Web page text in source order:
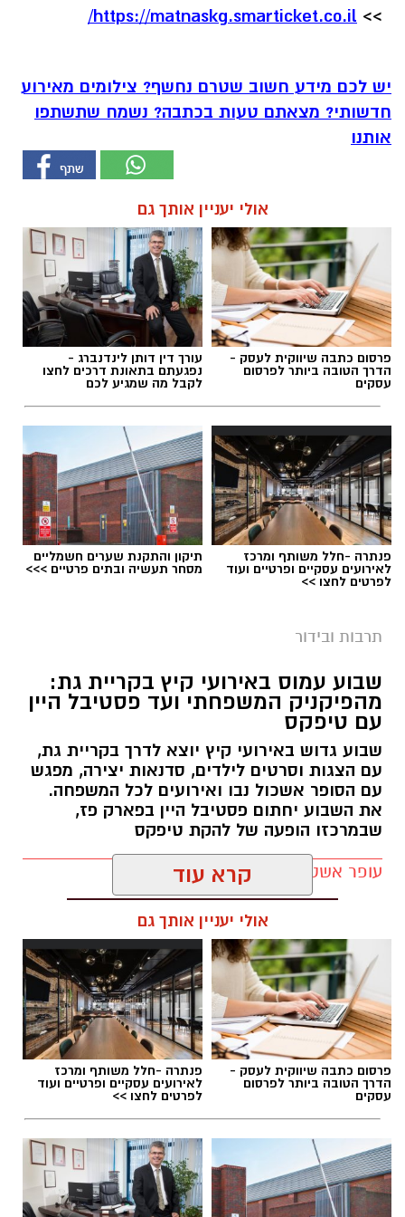
>>
https://matnaskg.smarticket.co.il/
יש לכם מידע חשוב שטרם נחשף? צילומים מאירוע
חדשותי? מצאתם טעות בכתבה? נשמח שתשתפו
אותנו
אולי יעניין אותך גם
פרסום כתבה שיווקית לעסק -
הדרך הטובה ביותר לפרסום
עסקים
עורך דין דותן לינדנברג -
נפגעתם בתאונת דרכים לחצו
לקבל מה שמגיע לכם
פנתרה -חלל משותף ומרכז
לאירועים עסקיים ופרטיים ועוד
לפרטים לחצו >>
תיקון והתקנת שערים חשמליים
מסחר תעשיה ובתים פרטיים >>>
תרבות ובידור
שבוע עמוס באירועי קיץ בקריית גת:
מהפיקניק המשפחתי ועד פסטיבל היין
עם טיפקס
שבוע גדוש באירועי קיץ יוצא לדרך בקריית גת,
עם הצגות וסרטים לילדים, סדנאות יצירה, מפגש
עם הסופר אשכול נבו ואירועים לכל המשפחה.
את השבוע יחתום פסטיבל היין בפארק פז,
שבמרכזו הופעה של להקת טיפקס
עופר אשטוקר / 16:41 09.08.26
תגים:אירועי קיץ בקריית גת
קרא עוד
אולי יעניין אותך גם
פרסום כתבה שיווקית לעסק -
הדרך הטובה ביותר לפרסום
עסקים
פנתרה -חלל משותף ומרכז
לאירועים עסקיים ופרטיים ועוד
לפרטים לחצו >>